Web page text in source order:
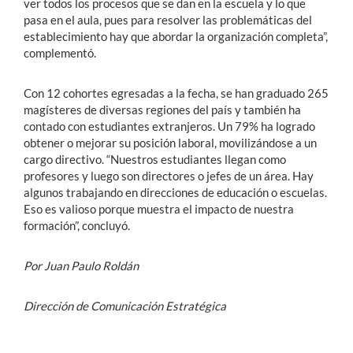
pasa en el aula, pues para resolver las problemáticas del
establecimiento hay que abordar la organización completa”,
complementó.
Con 12 cohortes egresadas a la fecha, se han graduado 265
magísteres de diversas regiones del país y también ha
contado con estudiantes extranjeros. Un 79% ha logrado
obtener o mejorar su posición laboral, movilizándose a un
cargo directivo. “Nuestros estudiantes llegan como
profesores y luego son directores o jefes de un área. Hay
algunos trabajando en direcciones de educación o escuelas.
Eso es valioso porque muestra el impacto de nuestra
formación”, concluyó.
Por Juan Paulo Roldán
Dirección de Comunicación Estratégica